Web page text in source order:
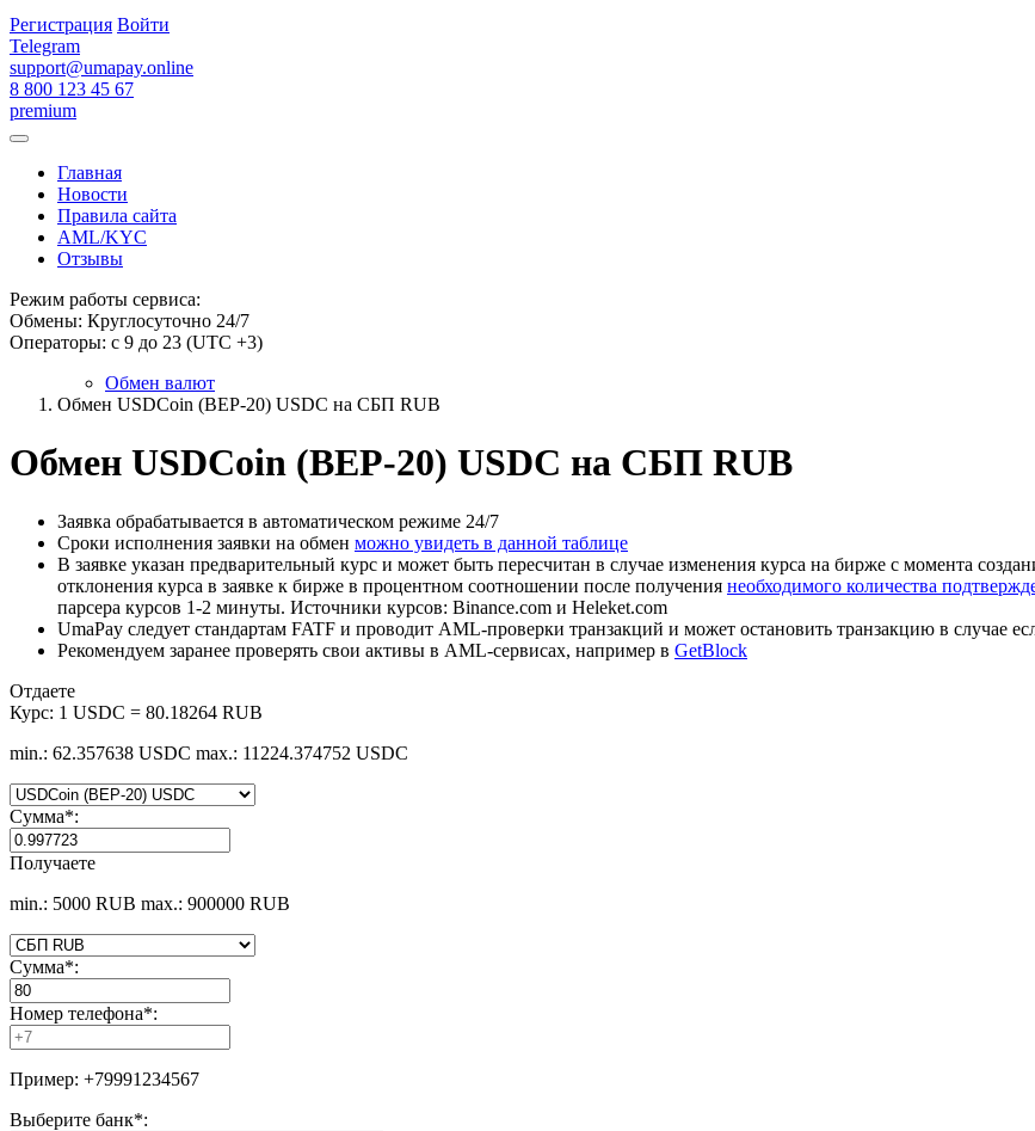
Регистрация Войти
Telegram
support@umapay.online
8 800 123 45 67
premium
Главная
Новости
Правила сайта
AML/KYC
Отзывы
Режим работы сервиса:
Обмены: Круглосуточно 24/7
Операторы: с 9 до 23 (UTC +3)
Обмен валют
Обмен USDCoin (BEP-20) USDC на СБП RUB
Обмен USDCoin (BEP-20) USDC на СБП RUB
Заявка обрабатывается в автоматическом режиме 24/7
Сроки исполнения заявки на обмен можно увидеть в данной таблице
В заявке указан предварительный курс и может быть пересчитан в случае изменения курса на бирже с момента
отклонения курса в заявке к бирже в процентном соотношении после получения необходимого количества
парсера курсов 1-2 минуты. Источники курсов: Binance.com и Heleket.com
UmaPay следует стандартам FATF и проводит AML-проверки транзакций и может остановить транзакцию в случае
Рекомендуем заранее проверять свои активы в AML-сервисах, например в GetBlock
Отдаете
Курс: 1 USDC = 80.18264 RUB
min.: 62.357638 USDC max.: 11224.374752 USDC
Сумма*:
Получаете
min.: 5000 RUB max.: 900000 RUB
Сумма*:
Номер телефона*:
Пример: +79991234567
Выберите банк*: